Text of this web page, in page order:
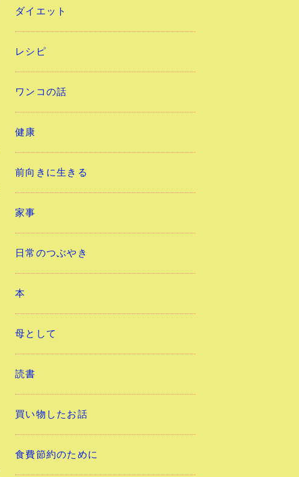
ダイエット
レシピ
ワンコの話
健康
前向きに生きる
家事
日常のつぶやき
本
母として
読書
買い物したお話
食費節約のために